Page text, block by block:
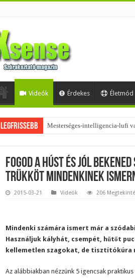
Videók Érdekes Életmód
Legfrissebb Mesterséges-intelligencia-lufi
Fogod a húst és jól
trükköt mindenkinek
2015-03-21 Videók 206
Mindenki számára ismert már a
Használjuk kályhát, csempét, hűtőt
kellemetlen szagokat, de tisztítókúra
Az alábbiakban nézzünk 5 igencsak